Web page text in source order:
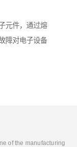
元件，通过熔
障对电子设备
of the manufacturing